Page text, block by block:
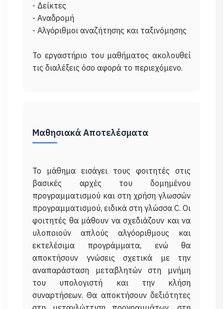
- Δείκτες
- Αναδρομή
- Αλγόριθμοι αναζήτησης και ταξινόμησης
Το εργαστήριο του μαθήματος ακολουθεί
Μαθησιακά Αποτελέσματα
Το μάθημα εισάγει τους φοιτητές στις
βασικές αρχές του δομημένου
προγραμματισμού και στη χρήση γλωσσών
προγραμματισμού, ειδικά στη γλώσσα C. Οι
φοιτητές θα μάθουν να σχεδιάζουν και να
υλοποιούν απλούς αλγόοριθμους και
εκτελέσιμα προγράμματα, ενώ θα
αποκτήσουν γνώσεις σχετικά με την
αναπαράσταση μεταβλητών στη μνήμη
του υπολογιστή και την κλήση
συναρτήσεων. Θα αποκτήσουν δεξιότητες